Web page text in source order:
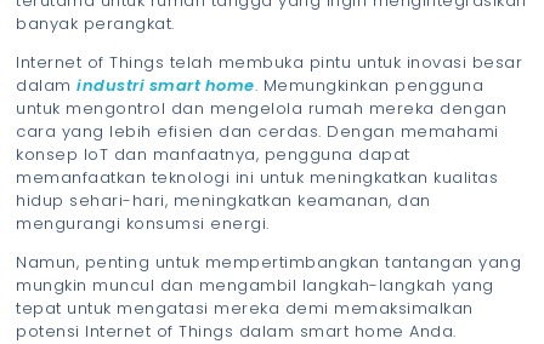
banyak perangkat.
Internet of Things telah membuka pintu untuk inovasi besar
dalamindustri smart home. Memungkinkan pengguna
untuk mengontrol dan mengelola rumah mereka dengan
cara yang lebih efisien dan cerdas. Dengan memahami
konsep IoT dan manfaatnya, pengguna dapat
memanfaatkan teknologi ini untuk meningkatkan kualitas
hidup sehari-hari, meningkatkan keamanan, dan
mengurangi konsumsi energi.
Namun, penting untuk mempertimbangkan tantangan yang
mungkin muncul dan mengambil langkah-langkah yang
tepat untuk mengatasi mereka demi memaksimalkan
potensi Internet of Things dalam smart home Anda.